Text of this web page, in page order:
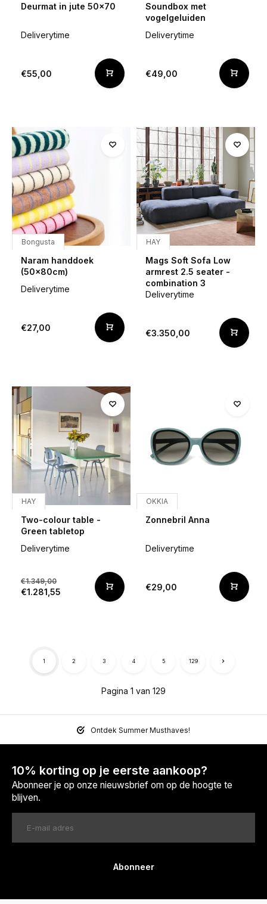
Deurmat in jute 50x70
Deliverytime
€55,00
Soundbox met
vogelgeluiden
Deliverytime
€49,00
Bongusta
Naram handdoek
(50x80cm)
Deliverytime
€27,00
HAY
Mags Soft Sofa Low
armrest 2.5 seater -
combination 3
Deliverytime
€3.350,00
HAY
Two-colour table -
Green tabletop
Deliverytime
€1.349,00
€1.281,55
OKKIA
Zonnebril Anna
Deliverytime
€29,00
Pagina 1 van 129
1 2 3 4 5 129
Ontdek Summer Musthaves!
10% korting op je eerste aankoop?
Abonneer je op onze nieuwsbrief om op de hoogte te
blijven.
Abonneer